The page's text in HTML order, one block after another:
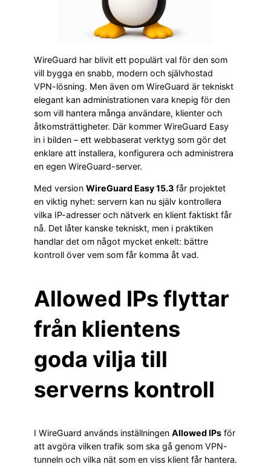
WireGuard har blivit ett populärt val för den som
vill bygga en snabb, modern och självhostad
VPN-lösning. Men även om WireGuard är tekniskt
elegant kan administrationen vara knepig för den
som vill hantera många användare, klienter och
åtkomsträttigheter. Där kommer WireGuard Easy
in i bilden – ett webbaserat verktyg som gör det
enklare att installera, konfigurera och administrera
en egen WireGuard-server.
Med version WireGuard Easy 15.3 får projektet
en viktig nyhet: servern kan nu själv kontrollera
vilka IP-adresser och nätverk en klient faktiskt får
nå. Det låter kanske tekniskt, men i praktiken
handlar det om något mycket enkelt: bättre
kontroll över vem som får komma åt vad.
Allowed IPs flyttar
från klientens
goda vilja till
serverns kontroll
I WireGuard används inställningen Allowed IPs för
att avgöra vilken trafik som ska gå genom VPN-
tunneln och vilka nät som en viss klient får hantera.